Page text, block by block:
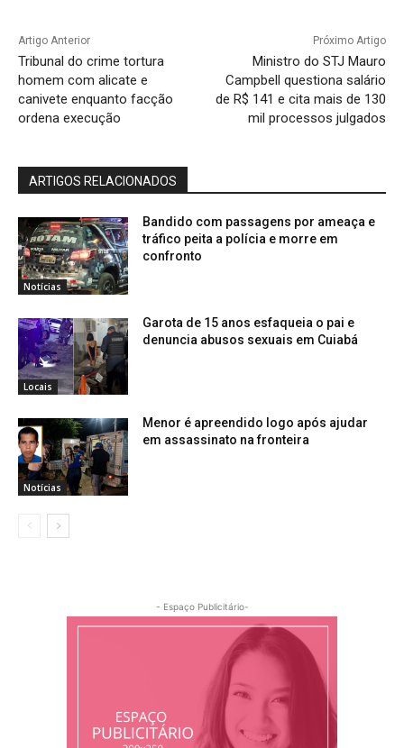
Artigo Anterior
Tribunal do crime tortura
homem com alicate e
canivete enquanto facção
ordena execução
Próximo Artigo
Ministro do STJ Mauro
Campbell questiona salário
de R$ 141 e cita mais de 130
mil processos julgados
ARTIGOS RELACIONADOS
Notícias
Bandido com passagens por ameaça e
tráfico peita a polícia e morre em
confronto
Locais
Garota de 15 anos esfaqueia o pai e
denuncia abusos sexuais em Cuiabá
Notícias
Menor é apreendido logo após ajudar
em assassinato na fronteira
- Espaço Publicitário-